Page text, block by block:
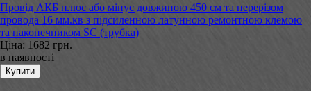
Провід АКБ плюс або мінус довжиною 450 см та перерізом
провода 16 мм.кв з підсиленною латунною ремонтною клемою
та наконечником SC (трубка)
Ціна: 1682 грн.
в наявності